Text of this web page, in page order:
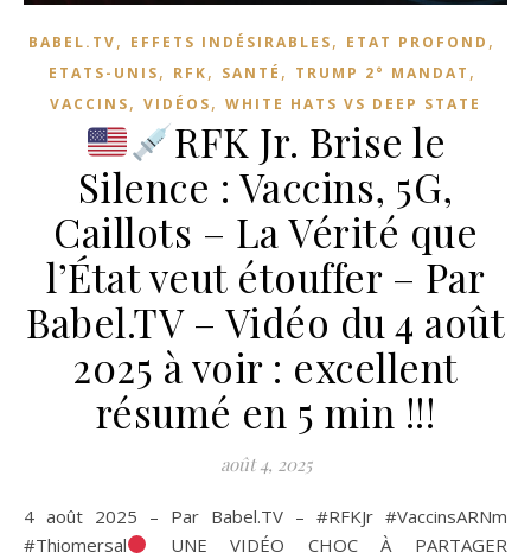
BABEL.TV, EFFETS INDÉSIRABLES, ETAT PROFOND ,
ETATS-UNIS, RFK, SANTÉ , TRUMP 2° MANDAT ,
VACCINS, VIDÉOS, WHITE HATS VS DEEP STATE
RFK Jr. Brise le
Silence : Vaccins, 5G,
Caillots – La Vérité que
l’État veut étouffer – Par
Babel.TV – Vidéo du 4 août
2025 à voir : excellent
résumé en 5 min !!!
août 4, 2025
4 août 2025 – Par Babel.TV – #RFKJr #VaccinsARNm
#Thiomersal
UNE VIDÉO CHOC À PARTAGER